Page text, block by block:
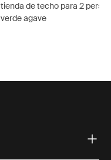
tienda de techo para 2
verde agave